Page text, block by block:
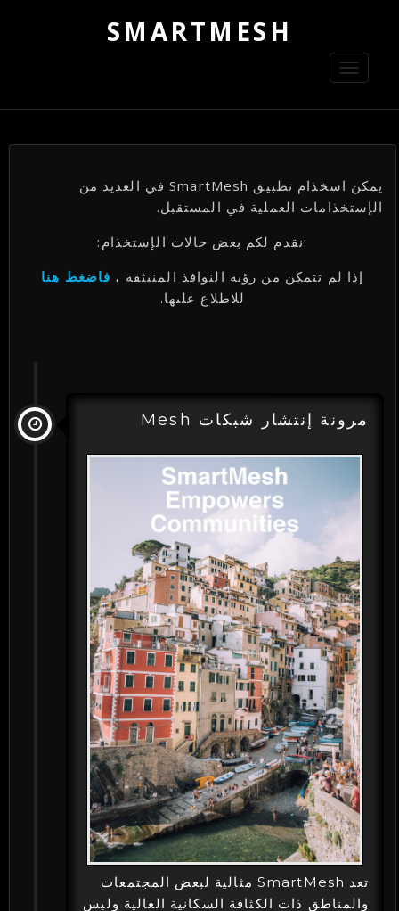
SMARTMESH
Toggle
navigation
يمكن اسخذام تطبيق SmartMesh في العديد من
الإستخذامات العملية في المستقبل.
:نقدم لكم بعض حالات الإستخذام:
إذا لم تتمكن من رؤية النوافذ المنبثقة ، فاضغط هنا
للاطلاع علىها.
مرونة إنتشار شبكات Mesh
تعد SmartMesh مثالية لبعض المجتمعات
والمناطق ذات الكثافة السكانية العالية وليس